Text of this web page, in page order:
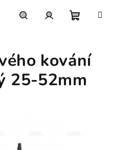
košík
kování
25-52mm